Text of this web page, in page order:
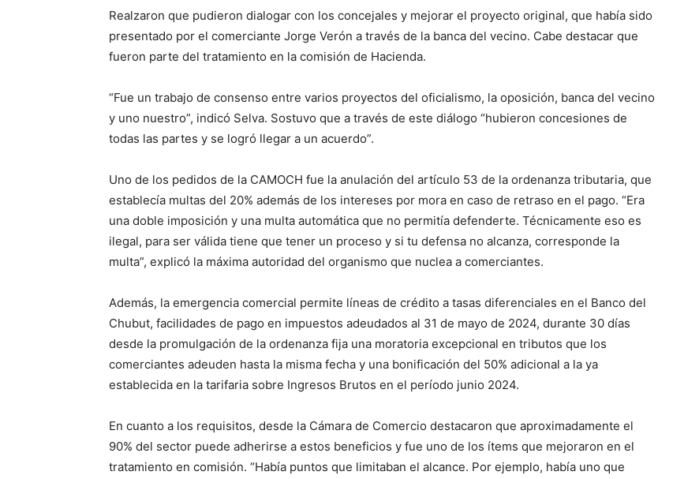
Realzaron que pudieron dialogar con los concejales y mejorar el proyecto original, que había sido
presentado por el comerciante Jorge Verón a través de la banca del vecino. Cabe destacar que
fueron parte del tratamiento en la comisión de Hacienda.
“Fue un trabajo de consenso entre varios proyectos del oficialismo, la oposición, banca del vecino
y uno nuestro”, indicó Selva. Sostuvo que a través de este diálogo “hubieron concesiones de
todas las partes y se logró llegar a un acuerdo”.
Uno de los pedidos de la CAMOCH fue la anulación del artículo 53 de la ordenanza tributaria, que
establecía multas del 20% además de los intereses por mora en caso de retraso en el pago. “Era
una doble imposición y una multa automática que no permitía defenderte. Técnicamente eso es
ilegal, para ser válida tiene que tener un proceso y si tu defensa no alcanza, corresponde la
multa”, explicó la máxima autoridad del organismo que nuclea a comerciantes.
Además, la emergencia comercial permite líneas de crédito a tasas diferenciales en el Banco del
Chubut, facilidades de pago en impuestos adeudados al 31 de mayo de 2024, durante 30 días
desde la promulgación de la ordenanza fija una moratoria excepcional en tributos que los
comerciantes adeuden hasta la misma fecha y una bonificación del 50% adicional a la ya
establecida en la tarifaria sobre Ingresos Brutos en el período junio 2024.
En cuanto a los requisitos, desde la Cámara de Comercio destacaron que aproximadamente el
90% del sector puede adherirse a estos beneficios y fue uno de los ítems que mejoraron en el
tratamiento en comisión. “Había puntos que limitaban el alcance. Por ejemplo, había uno que